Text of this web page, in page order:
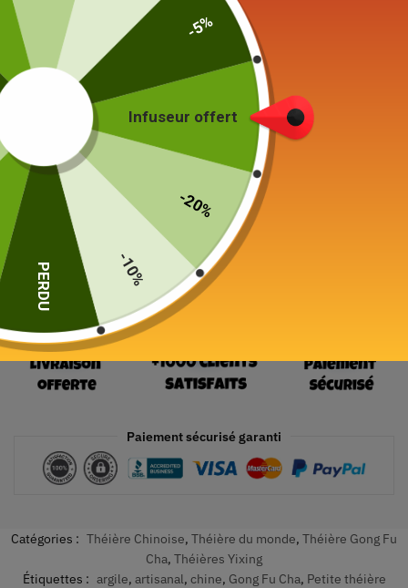
Théière Yixing
en Terre Cuite Asiatique 250ml
24 en stock
Ajouter au panier
Paiement sécurisé garanti
Catégories : Théière Chinoise, Théière du monde, Théière Gong Fu
Cha, Théières Yixing
Étiquettes : argile, artisanal, chine, Gong Fu Cha, Petite théière
Infuseur offert
-20%
-10%
PERDU
-5%